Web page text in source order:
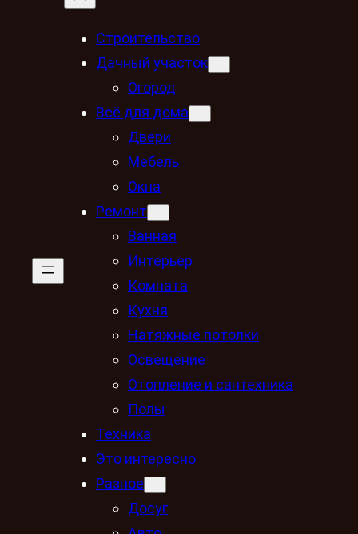
Строительство
Дачный участок
Огород
Всё для дома
Двери
Мебель
Окна
Ремонт
Ванная
Интерьер
Комната
Кухня
Натяжные потолки
Освещение
Отопление и сантехника
Полы
Техника
Это интересно
Разное
Досуг